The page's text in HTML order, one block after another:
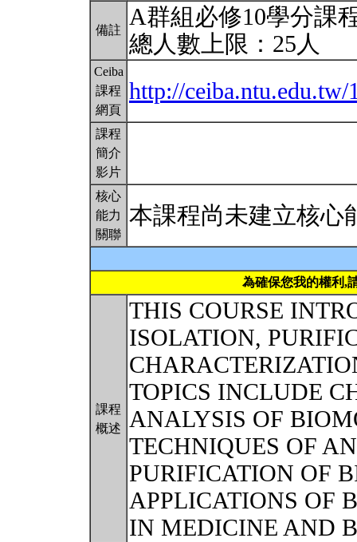
備註
A群組必修10學分課
總人數上限：25人
Ceiba
課程
網頁
http://ceiba.ntu.edu.tw/
課程
簡介
影片
核心
能力
關聯
本課程尚未建立核心
為確保您我的權利,
課程
概述
THIS COURSE
ISOLATION,
TOPICS INCLUDE
ANALYSIS OF
TECHNIQUES OF
PURIFICATION OF
APPLICATIONS OF
IN MEDICINE AND